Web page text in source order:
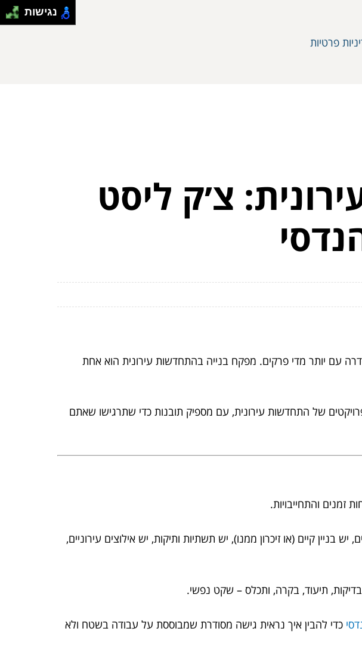
פרטיות
צ׳ק ליסט
עם יותר מדי פרקים. מפקח בנייה בהתחדשות עירונית הוא אחת
של התחדשות עירונית, עם מספיק תובנות כדי שתרגישו שאתם
זמנים והתחייבויות.
קיים (או זיכרון ממנו), יש תשתיות ותיקות, יש אילוצים עירוניים,
תיעוד, בקרה, ותכלס – שקט נפשי.
כדי להבין איך נראית גישה מסודרת שמבוססת על עבודה בשטח ולא
נגישות